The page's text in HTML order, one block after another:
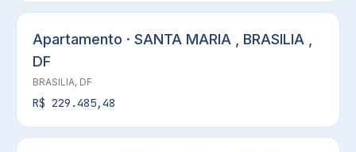
Apartamento · SANTA MARIA , BRASILIA ,
DF
BRASILIA, DF
R$ 229.485,48